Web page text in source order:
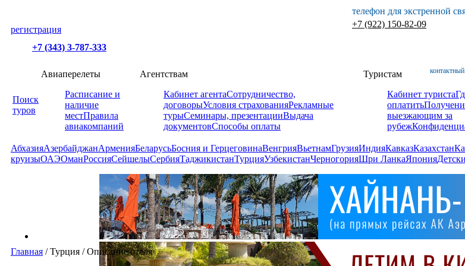
регистрация
+7 (343) 3-787-333
телефон для экстренной
+7 (922) 150-82-09
Поиск
туров
Авиаперелеты
Расписание и
наличие
местПравила
авиакомпаний
Агентствам
Кабинет агентаСотрудничество,
договорыУсловия страхованияРекламные
турыСеминары, презентацииВыдача
документовСпособы оплаты
Туристам
Кабинет туриста
оплатить
выезжающим за
рубеж
АбхазияАзербайджанАрменияБеларусьБосния и ГерцеговинаВенгрияВьетнамГрузияИндияКавказКазахстан
круизыОАЭОманРоссияСейшелыСербияТаджикистанТурцияУзбекистанЧерногорияШри ЛанкаЯпония
Главная /Турция /Описание отеля